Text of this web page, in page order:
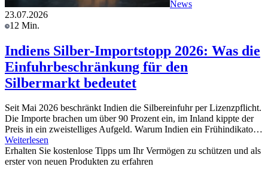
News
23.07.2026
12 Min.
Indiens Silber-Importstopp 2026: Was die
Einfuhrbeschränkung für den
Silbermarkt bedeutet
Seit Mai 2026 beschränkt Indien die Silbereinfuhr per Lizenzpflicht.
Die Importe brachen um über 90 Prozent ein, im Inland kippte der
Preis in ein zweistelliges Aufgeld. Warum Indien ein Frühindikato…
Weiterlesen
Erhalten Sie kostenlose Tipps um Ihr Vermögen zu schützen und als
erster von neuen Produkten zu erfahren